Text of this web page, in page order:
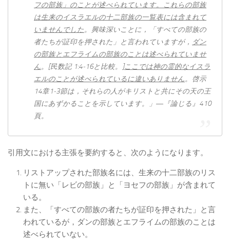
フの部族」のことが述べられています。これらの部族
は生来のイスラエルの十二部族の一覧表には含まれて
いませんでした。興味深いことに，「すべての部族の
者たちが証印を押された」と言われていますが， ダン
の部族とエフライムの部族のことは述べられていませ
ん。[民数記 1:4‐16と比較。]ここでは神の霊的なイスラ
エルのことが述べられているに違いありません。啓示
14章1‐3節は，それらの人がキリストと共にその天の王
国にあずかることを示しています。」―『論じる』410
頁。
引用文における主張を要約すると、次のようになります。
リストアップされた部族名には、生来の十二部族のリス
トに無い「レビの部族」と「ヨセフの部族」が含まれて
いる。
また、「すべての部族の者たちが証印を押された」と言
われているが，ダンの部族とエフライムの部族のことは
述べられていない。